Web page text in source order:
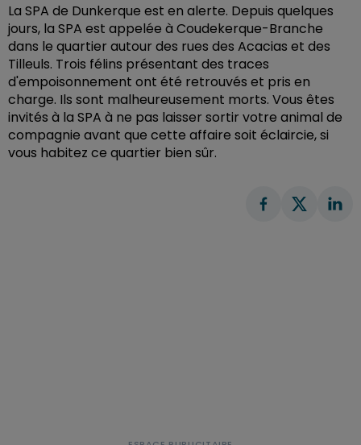
La SPA de Dunkerque est en alerte. Depuis quelques
jours, la SPA est appelée à Coudekerque-Branche
dans le quartier autour des rues des Acacias et des
Tilleuls. Trois félins présentant des traces
d'empoisonnement ont été retrouvés et pris en
charge. Ils sont malheureusement morts. Vous êtes
invités à la SPA à ne pas laisser sortir votre animal de
compagnie avant que cette affaire soit éclaircie, si
vous habitez ce quartier bien sûr.